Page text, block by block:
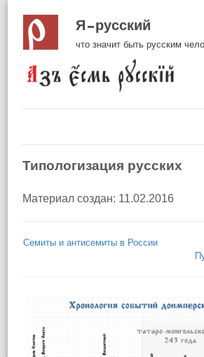
Я русский
что значит быть русским
Типологизация русских
Материал создан: 11.02.2016
Семиты и антисемиты в России